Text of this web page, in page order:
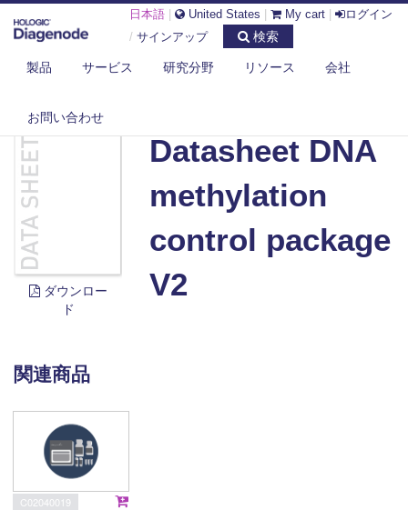
日本語 United States My cart
ログイン
/ サインアップ 検索
製品 サービス 研究分野 リソース 会社
お問い合わせ
DIAGENODE.COM
DOCUMENTS
ダウンロー
ド
Datasheet DNA
methylation
control package
V2
関連商品
C02040019